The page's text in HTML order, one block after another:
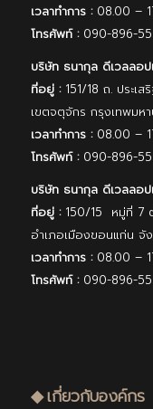
เวลาทำการ :08.00 –
โทรศัพท์ :090-896-
บริษัท ธนากุล ดีเวลลอ
ที่อยู่ :151/18 ถ. ประเส
เขตจตุจักร กรุงเทพมห
เวลาทำการ :08.00 –
โทรศัพท์ :090-896-
บริษัท ธนากุล ดีเวลลอ
ที่อยู่ :150/15 หมู่ที่ 7 ต
อำเภอเมืองขอนแก่น
เวลาทำการ :08.00 –
โทรศัพท์ :090-896-
◆ เกี่ยวกับองค์กร